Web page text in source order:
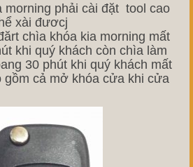
morning phải cài đặt tool cao
xài đươcj
chìa khóa kia morning mất
khi quý khách còn chìa làm
30 phút khi quý khách mất
cả mở khóa cửa khi cửa